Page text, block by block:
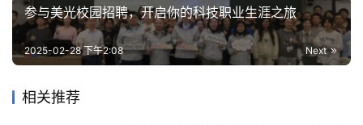
参与美光校园招聘，开启你的科技职业生涯之旅
Next
2025-02-28 下午2:08
相关推荐